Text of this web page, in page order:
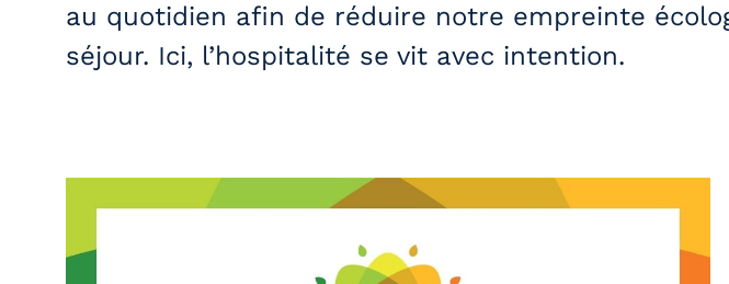
au quotidien afin de réduire notre empreinte
séjour. Ici, l’hospitalité se vit avec intention.